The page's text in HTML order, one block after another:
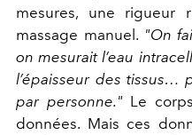
mesures, une rigueur
massage manuel. "On
on mesurait l’eau
l’épaisseur des tissus…
par personne." Le
données. Mais ces